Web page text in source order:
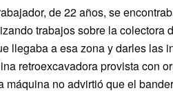
de 22 años, se
trabajos sobre la colectora
llegaba a esa zona y darles las
retroexcavadora provista con
máquina no advirtió que el